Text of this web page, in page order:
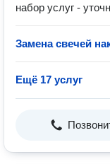
набор услуг -
Замена свечей
Ещё 17 услуг